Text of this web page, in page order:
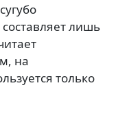
лишь
на
только